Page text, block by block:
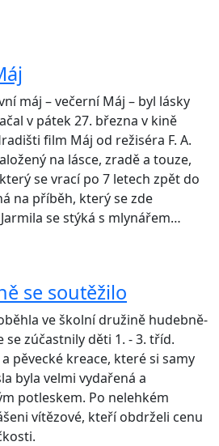
máj – večerní Máj – byl lásky
v pátek 27. března v kině
film Máj od režiséra F. A.
na lásce, zradě a touze,
se vrací po 7 letech zpět do
na příběh, který se zde
se stýká s mlynářem…
se soutěžilo
ve školní družině hudebně-
se zúčastnily děti 1. - 3. tříd.
pěvecké kreace, které si samy
byla velmi vydařená a
potleskem. Po nelehkém
vítězové, kteří obdrželi cenu